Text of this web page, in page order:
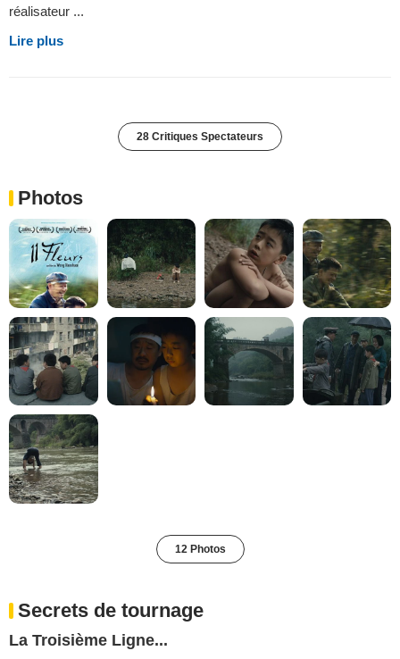
réalisateur ...
Lire plus
28 Critiques Spectateurs
Photos
12 Photos
Secrets de tournage
La Troisième Ligne...